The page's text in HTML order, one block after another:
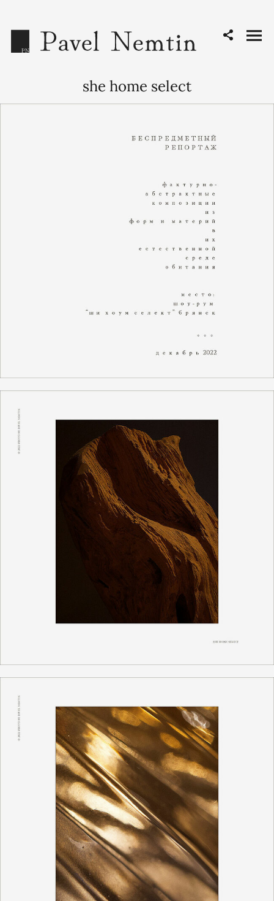
she home select